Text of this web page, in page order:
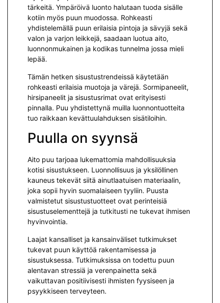
tärkeitä. Ympäröivä luonto halutaan tuoda sisälle
kotiin myös puun muodossa. Rohkeasti
yhdistelemällä puun erilaisia pintoja ja sävyjä sekä
valon ja varjon leikkejä, saadaan luotua aito,
luonnonmukainen ja kodikas tunnelma jossa mieli
lepää.
Tämän hetken sisustustrendeissä käytetään
rohkeasti erilaisia muotoja ja värejä. Sormipaneelit,
hirsipaneelit ja sisustusrimat ovat erityisesti
pinnalla. Puu yhdistettynä muilla luonnontuotteita
tuo raikkaan kevättuulahduksen sisätiloihin.
Puulla on syynsä
Aito puu tarjoaa lukemattomia mahdollisuuksia
kotisi sisustukseen. Luonnollisuus ja yksilöllinen
kauneus tekevät siitä ainutlaatuisen materiaalin,
joka sopii hyvin suomalaiseen tyyliin. Puusta
valmistetut sisustustuotteet ovat perinteisiä
sisustuselementtejä ja tutkitusti ne tukevat ihmisen
hyvinvointia.
Laajat kansalliset ja kansainväliset tutkimukset
tukevat puun käyttöä rakentamisessa ja
sisustuksessa. Tutkimuksissa on todettu puun
alentavan stressiä ja verenpainetta sekä
vaikuttavan positiivisesti ihmisten fyysiseen ja
psyykkiseen terveyteen.